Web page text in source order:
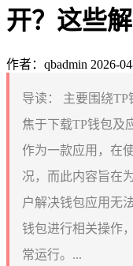
开？这些
作者：qbadmin 2026-
导读：
主要围绕
焦于下载TP钱包及
作为一款应用，在
况，而此内容旨在
户解决钱包应用无
钱包进行相关操作
常运行。...